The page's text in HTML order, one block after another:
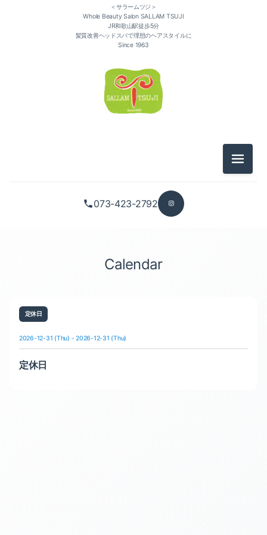
073-423-2792
＜サラームツジ＞
Whole Beauty Salon SALLAM TSUJI
JR和歌山駅徒歩5分
髪質改善ヘッドスパで理想のヘアスタイルに
Since 1963
メニュ
Calendar
定休日
2026-12-31 (Thu) - 2026-12-31 (Thu)
定休日